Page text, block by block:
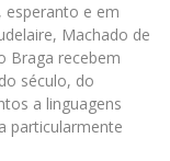
esperanto e em
Machado de
Braga recebem
século, do
a linguagens
particularmente